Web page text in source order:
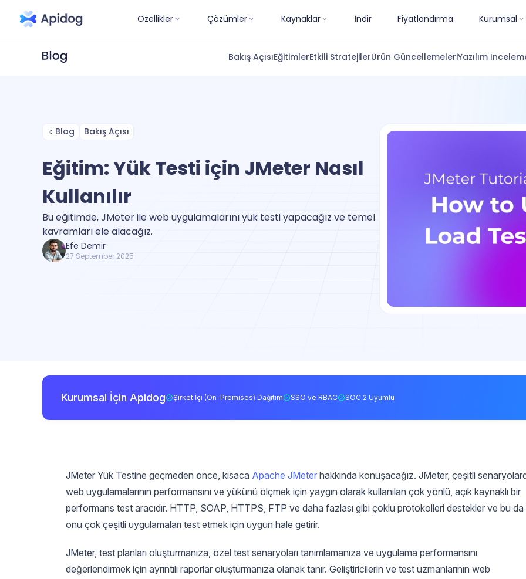
Özellikler Çözümler Kaynaklar İndir Fiyatlandırma Kurumsal
Bakış AçısıEğitimlerEtkili StratejilerÜrün GüncellemeleriYazılım
Blog Bakış Açısı
Eğitim: Yük Testi için JMeter Nasıl
Kullanılır
Bu eğitimde, JMeter ile web uygulamalarını yük testi yapacağız ve temel
kavramları ele alacağız.
Efe Demir
27 September 2025
Kurumsal İçin Apidog Şirket İçi (On-Premises) Dağıtım SSO ve RBAC SOC 2 Uyumlu
JMeter Yük Testine geçmeden önce, kısaca Apache JMeter hakkında konuşacağız. JMeter, çeşitli
web uygulamalarının performansını ve yükünü ölçmek için yaygın olarak kullanılan çok yönlü, açık kaynaklı bir
performans test aracıdır. HTTP, SOAP, HTTPS, FTP ve daha fazlası gibi çoklu protokolleri destekler ve bu da
onu çok çeşitli uygulamaları test etmek için uygun hale getirir.
JMeter, test planları oluşturmanıza, özel test senaryoları tanımlamanıza ve uygulama performansını
değerlendirmek için ayrıntılı raporlar oluşturmanıza olanak tanır. Geliştiricilerin ve test uzmanlarının web